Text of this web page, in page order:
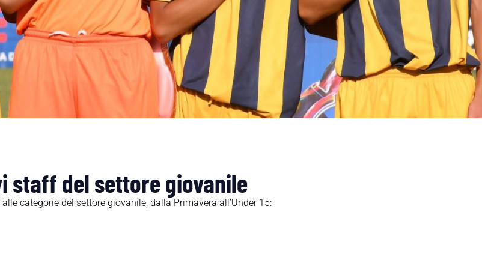
staff del settore giovanile
categorie del settore giovanile, dalla Primavera all’Under 15: